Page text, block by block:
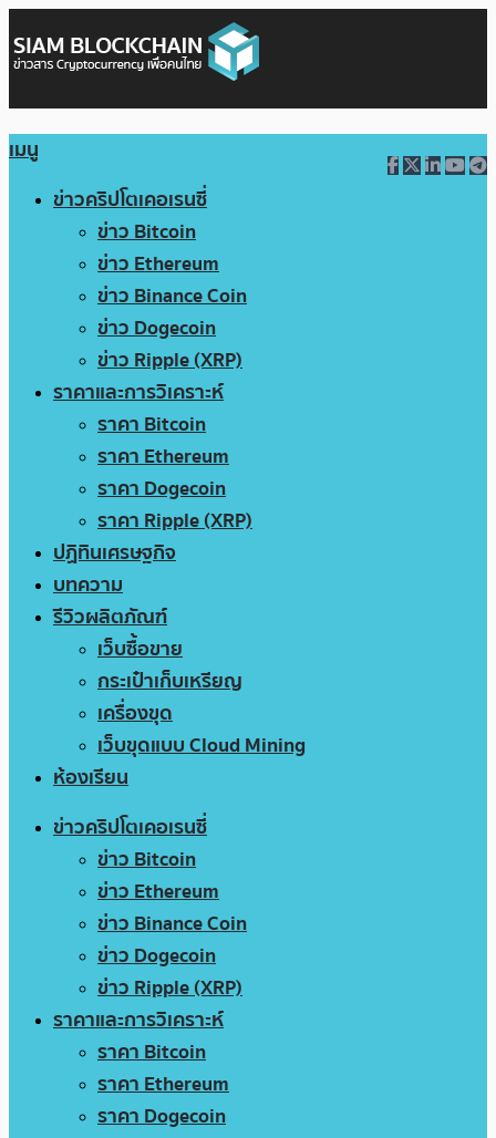
เมนู
ข่าวคริปโตเคอเรนซี่
ข่าว Bitcoin
ข่าว Ethereum
ข่าว Binance Coin
ข่าว Dogecoin
ข่าว Ripple (XRP)
ราคาและการวิเคราะห์
ราคา Bitcoin
ราคา Ethereum
ราคา Dogecoin
ราคา Ripple (XRP)
ปฏิทินเศรษฐกิจ
บทความ
รีวิวผลิตภัณฑ์
เว็บซื้อขาย
กระเป๋าเก็บเหรียญ
เครื่องขุด
เว็บขุดแบบ Cloud Mining
ห้องเรียน
ข่าวคริปโตเคอเรนซี่
ข่าว Bitcoin
ข่าว Ethereum
ข่าว Binance Coin
ข่าว Dogecoin
ข่าว Ripple (XRP)
ราคาและการวิเคราะห์
ราคา Bitcoin
ราคา Ethereum
ราคา Dogecoin